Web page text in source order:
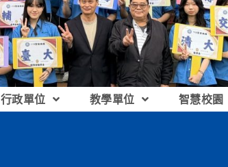
行政單位 教學單位 智慧校園